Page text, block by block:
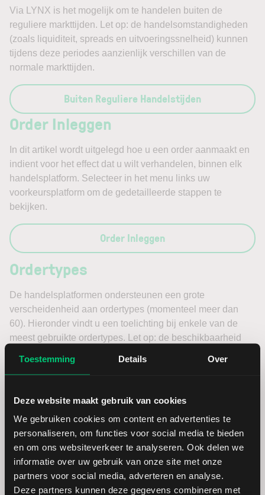
Toestemming Details Over
Deze website maakt gebruik van cookies
We gebruiken cookies om content en advertenties te
personaliseren, om functies voor social media te bieden
en om ons websiteverkeer te analyseren. Ook delen we
informatie over uw gebruik van onze site met onze
partners voor social media, adverteren en analyse.
Deze partners kunnen deze gegevens combineren met
Via LYNX is het mogelijk om te handelen buiten de
reguliere markttijden. Let op: de handelsomstandigheden
(zoals liquiditeit, spreads en uitvoeringssnelheid) kunnen
tijdens deze periodes aanzienlijk verschillen van de
normale markttijden.
Buiten Reguliere Handelstijden
Order Inleggen
In dit artikel wordt uitgelegd hoe u een order aanmaakt en
indient voor het effect dat u wilt verhandelen, binnen elk
handelsplatform. Selecteer in het menu links uw
voorkeursplatform om de gedetailleerde stappen te
bekijken.
Order Inleggen
Ordertypes
De handelsplatformen ondersteunen een grote
verscheidenheid aan ordertypes (momenteel meer dan
60). Hieronder vindt u een toelichting bij enkele van de
meest gebruikte ordertypes. Let op: de beschikbaarheid
kan in de loop van de tijd veranderen.
Ordertypes
Valutaconversie
Uw effectenrekening via LYNX ondersteunt meerdere
valuta’s, waardoor u kunt handelen in producten die in
verschillende valuta’s zijn genoteerd. In dit onderdeel vindt
u instructies voor het uitvoeren van valutaconversies.